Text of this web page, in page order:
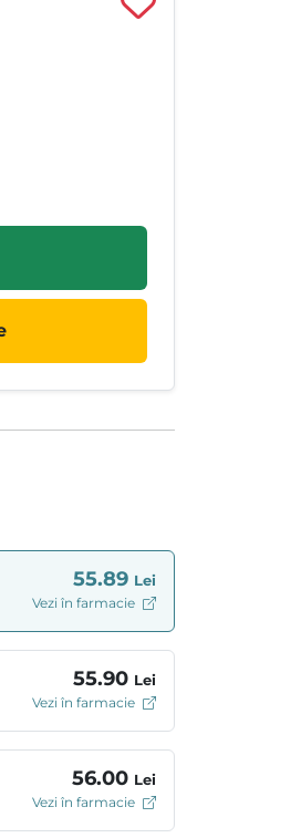
55.89 Lei
Vezi în farmacie
55.90 Lei
Vezi în farmacie
56.00 Lei
Vezi în farmacie